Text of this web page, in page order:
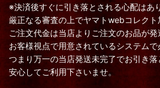
※決済後すぐに引き落とされる心配はあ
厳正なる審査の上でヤマトwebコレク
ご注文代金は当店よりご注文のお品が発
お客様視点で用意されているシステムで
つまり万一の当店発送未完了でお引き落
安心してご利用下さいませ。